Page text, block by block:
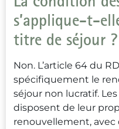
s’applique-t-
titre de séjour ?
Non. L’article 64 du
spécifiquement le
séjour non lucratif.
disposent de leur
renouvellement,